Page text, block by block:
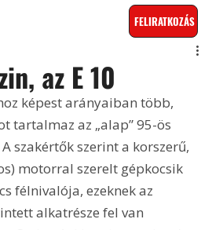
FELIRATKOZÁS
az E 10
képest arányaiban több,
tartalmaz az „alap” 95-ös
szakértők szerint a korszerű,
motorral szerelt gépkocsik
félnivalója, ezeknek az
alkatrésze fel van